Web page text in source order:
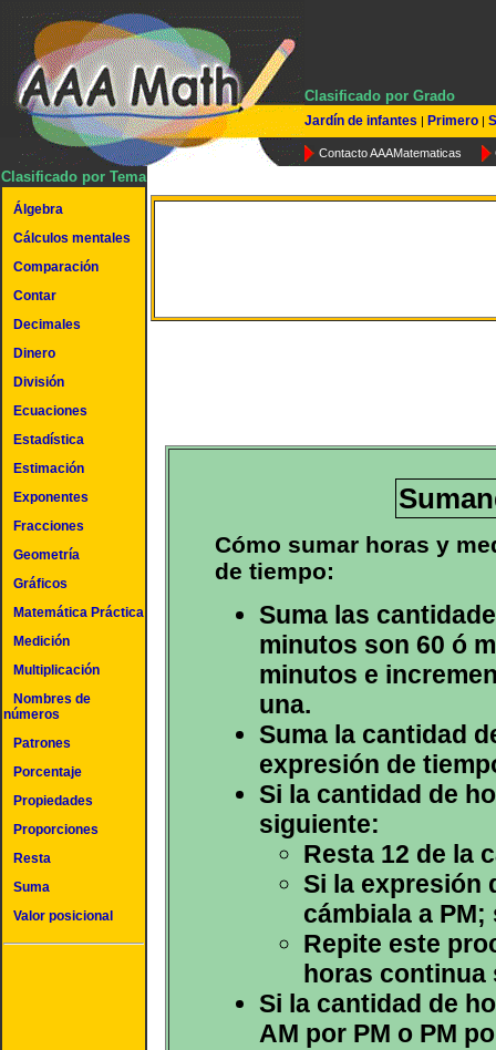
Clasificado por Grado
Jardín de infantes | Primero |
Contacto AAAMatematicas
Clasificado por Tema
Álgebra
Cálculos mentales
Comparación
Contar
Decimales
Dinero
División
Ecuaciones
Estadística
Estimación
Exponentes
Fracciones
Geometría
Gráficos
Matemática Práctica
Medición
Multiplicación
Nombres de
números
Patrones
Porcentaje
Propiedades
Proporciones
Resta
Suma
Valor posicional
Cómo sumar horas y
de tiempo:
Suma las
minutos son 60 ó
minutos e
una.
Suma la cantidad
expresión de
Si la cantidad de
siguiente:
Resta 12 de la
Si la expresión
cámbiala a PM;
Repite este
horas continua
Si la cantidad de
AM por PM o PM